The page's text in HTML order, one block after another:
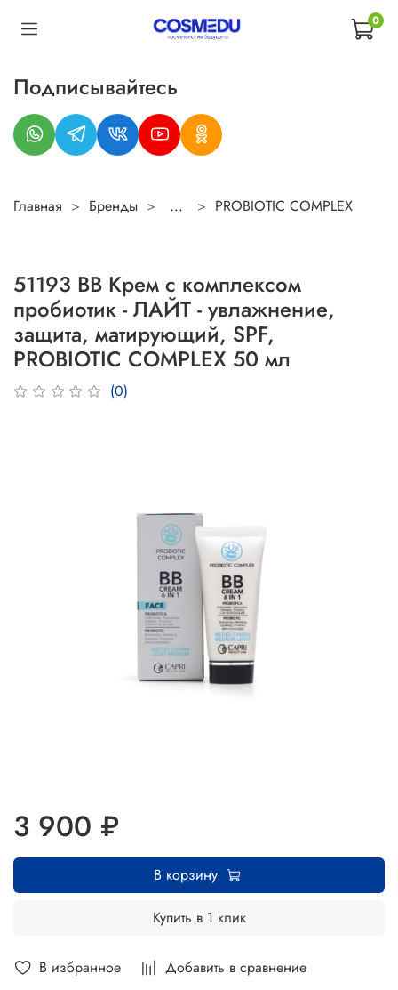
0
Главная Бренды ... PROBIOTIC COMPLEX
51193 ВВ Крем с комплексом
пробиотик - ЛАЙТ - увлажнение,
защита, матирующий, SPF,
PROBIOTIC COMPLEX 50 мл
(0)
В избранное Добавить в сравнение
3 900 ₽
В корзину
Купить в 1 клик
Подписывайтесь